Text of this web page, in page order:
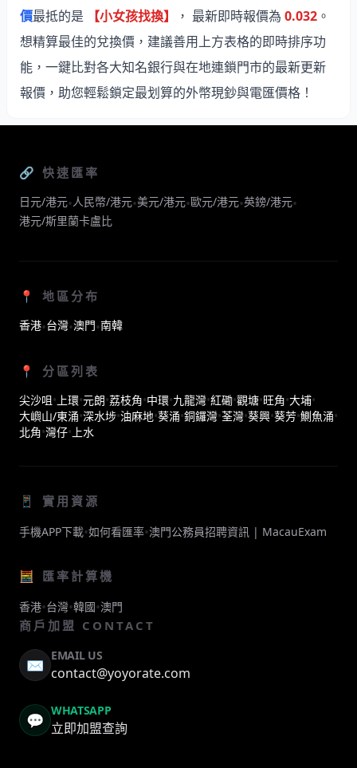
價最抵的是 【小女孩找換】 ， 最新即時報價為 0.032 。
想精算最佳的兌換價，建議善用上方表格的即時排序功
能，一鍵比對各大知名銀行與在地連鎖門市的最新更新
報價，助您輕鬆鎖定最划算的外幣現鈔與電匯價格！
🔗 快速匯率
日元/港元•人民幣/港元•美元/港元•歐元/港元•英鎊/港元•
港元/斯里蘭卡盧比
📍 地區分布
香港•台灣•澳門•南韓
📍 分區列表
尖沙咀• 上環•元朗•荔枝角•中環•九龍灣•紅磡•觀塘•旺角•大埔•
大嶼山/東涌•深水埗•油麻地•葵涌•銅鑼灣•荃灣•葵興•葵芳•鰂魚涌•
北角•灣仔• 上水
📱 實用資源
手機APP下載•如何看匯率•澳門公務員招聘資訊 | MacauExam
🧮 匯率計算機
香港•台灣•韓國•澳門
商戶加盟 CONTACT
✉️ EMAIL US
contact@yoyorate.com
💬 WHATSAPP
立即加盟查詢